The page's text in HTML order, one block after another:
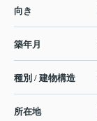
向き
築年月
種別 / 建物構造
所在地